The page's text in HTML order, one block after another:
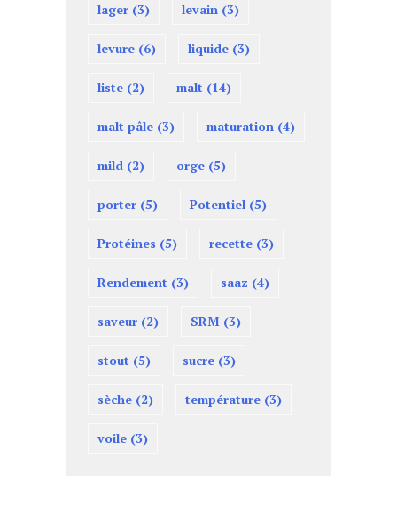
lager (3) levain (3)
levure (6) liquide (3)
liste (2) malt (14)
malt pâle (3) maturation (4)
mild (2) orge (5)
porter (5) Potentiel (5)
Protéines (5) recette (3)
Rendement (3) saaz (4)
saveur (2) SRM (3)
stout (5) sucre (3)
sèche (2) température (3)
voile (3)